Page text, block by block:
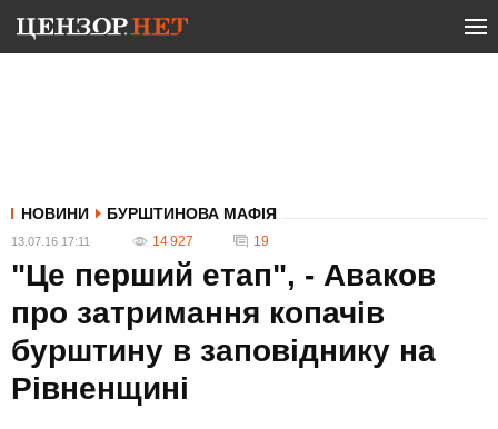
НОВИНИ БУРШТИНОВА МАФІЯ
13.07.16 17:11 14 927 19
"Це перший етап", - Аваков
про затримання копачів
бурштину в заповіднику на
Рівненщині